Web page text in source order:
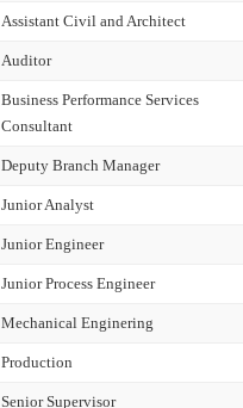
Assistant Civil and Architect
Auditor
Business Performance Services
Consultant
Deputy Branch Manager
Junior Analyst
Junior Engineer
Junior Process Engineer
Mechanical Enginering
Production
Senior Supervisor